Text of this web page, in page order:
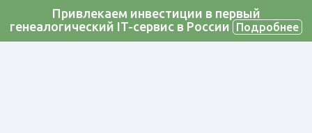
Привлекаем инвестиции в первый
генеалогический IT-сервис в России
Подробнее